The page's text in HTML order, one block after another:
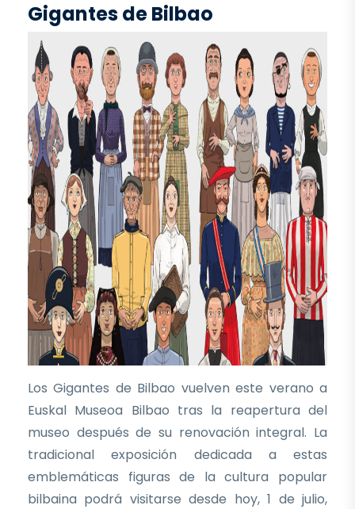
Gigantes de Bilbao
Los Gigantes de Bilbao vuelven este verano a
Euskal Museoa Bilbao tras la reapertura del
museo después de su renovación integral. La
tradicional exposición dedicada a estas
emblemáticas figuras de la cultura popular
bilbaina podrá visitarse desde hoy, 1 de julio,